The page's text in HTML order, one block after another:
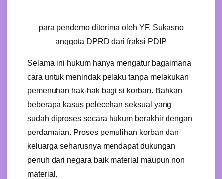
para pendemo diterima oleh YF. Sukasno
anggota DPRD dari fraksi PDIP
Selama ini hukum hanya mengatur bagaimana
cara untuk menindak pelaku tanpa melakukan
pemenuhan hak-hak bagi si korban. Bahkan
beberapa kasus pelecehan seksual yang
sudah diproses secara hukum berakhir dengan
perdamaian. Proses pemulihan korban dan
keluarga seharusnya mendapat dukungan
penuh dari negara baik material maupun non
material.